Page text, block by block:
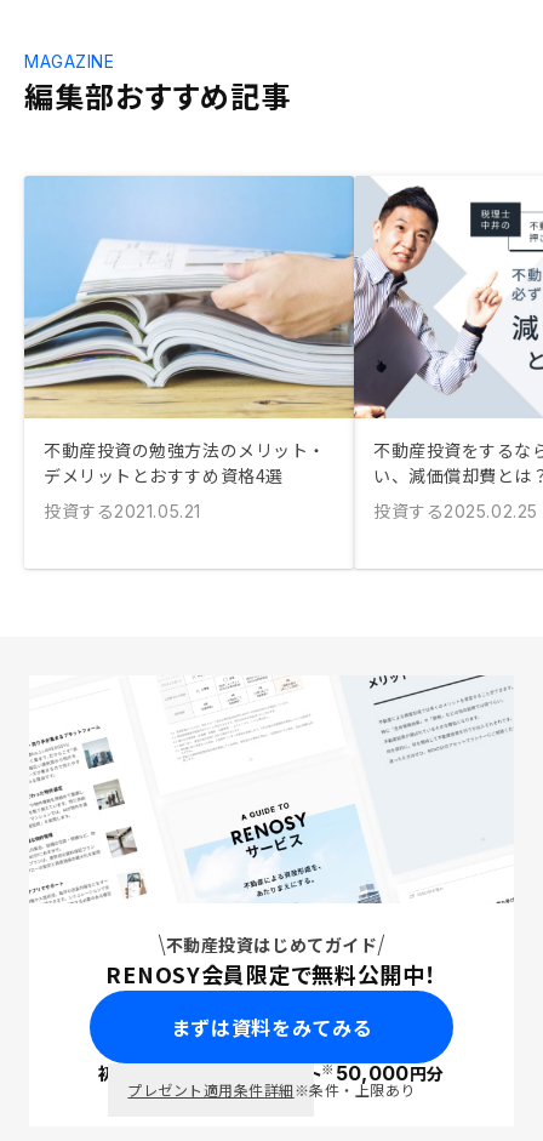
編集部おすすめ記事
MAGAZINE
不動産投資の勉強方法のメリット・
デメリットとおすすめ資格4選
投資する2021.05.21
不動産投資をするな
い、減価償却費とは
投資する2025.02.25
不動産投資はじめてガイド
RENOSY会員限定で無料公開中！
まずは資料をみてみる
初回面談で ポイント※50,000円分
プレゼント適用条件詳細※条件・上限あり